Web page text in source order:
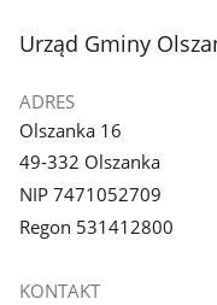
stopka
Urząd Gminy
ADRES
Olszanka 16
49-332 Olszanka
NIP 7471052709
Regon 531412800
KONTAKT